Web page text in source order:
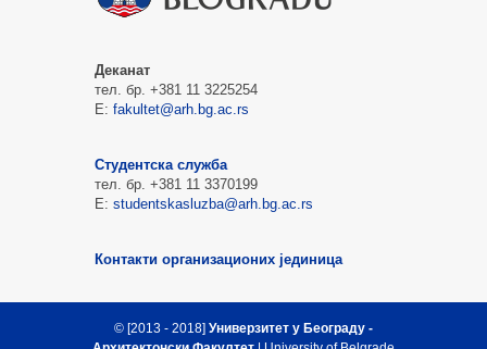
Деканат
тел. бр. +381 11 3225254
Е: fakultet@arh.bg.ac.rs
Студентска служба
тел. бр. +381 11 3370199
Е: studentskasluzba@arh.bg.ac.rs
Контакти организационих јединица
© [2013 - 2018] Универзитет у Београду -